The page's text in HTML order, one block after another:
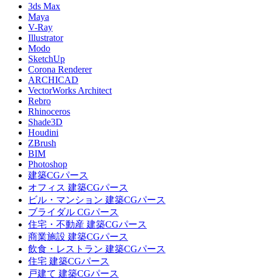
3ds Max
Maya
V-Ray
Illustrator
Modo
SketchUp
Corona Renderer
ARCHICAD
VectorWorks Architect
Rebro
Rhinoceros
Shade3D
Houdini
ZBrush
BIM
Photoshop
建築CGパース
オフィス 建築CGパース
ビル・マンション 建築CGパース
ブライダル CGパース
住宅・不動産 建築CGパース
商業施設 建築CGパース
飲食・レストラン 建築CGパース
住宅 建築CGパース
戸建て 建築CGパース